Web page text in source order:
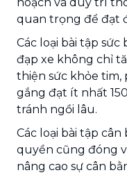
quan trọng để đạt
Các loại bài tập sức
đạp xe không chỉ
thiện sức khỏe tim,
gắng đạt ít nhất
tránh ngồi lâu.
Các loại bài tập
quyền cũng đóng
nâng cao sự cân